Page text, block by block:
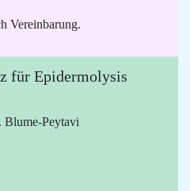
Vereinbarung.
für Epidermolysis
Blume-Peytavi